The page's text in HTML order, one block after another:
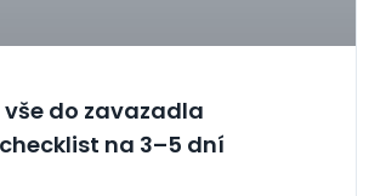
do zavazadla
na 3–5 dní